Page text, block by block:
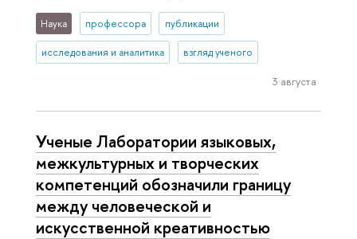
Наука профессора публикации
исследования и аналитика взгляд ученого
3 августа
Ученые Лаборатории языковых,
межкультурных и творческих
компетенций обозначили границу
между человеческой и
искусственной креативностью